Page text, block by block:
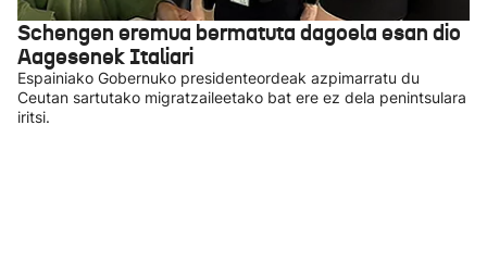
Schengen eremua bermatuta dagoela esan dio
Aagesenek Italiari
Espainiako Gobernuko presidenteordeak azpimarratu du
Ceutan sartutako migratzaileetako bat ere ez dela penintsulara
iritsi.